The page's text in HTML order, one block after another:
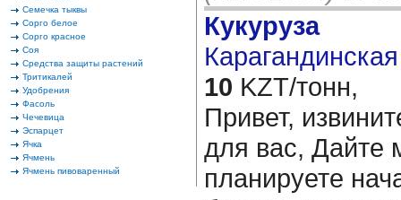
Семечка тыквы
Сорго белое
Сорго красное
Соя
Средства защиты растений
Тритикалей
Удобрения
Фасоль
Чечевица
Эспарцет
Ячка
Ячмень
Ячмень пивоваренный
Кукуруза
10 KZT/тонн,
Привет,
для вас, Дайте
планируете